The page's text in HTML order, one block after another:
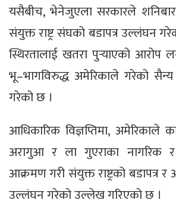
यसैबीच, भेनेजुएला सरकारले शनिबार
संयुक्त राष्ट्र संघको बडापत्र उल्लंघन
स्थिरतालाई खतरा पुर्‍याएको आरोप
भू–भागविरुद्ध अमेरिकाले गरेको
गरेको छ ।
आधिकारिक विज्ञप्तिमा, अमेरिकाले
अरागुआ र ला गुएराका नागरिक
आक्रमण गरी संयुक्त राष्ट्रको बडापत्र र
उल्लंघन गरेको उल्लेख गरिएको छ ।